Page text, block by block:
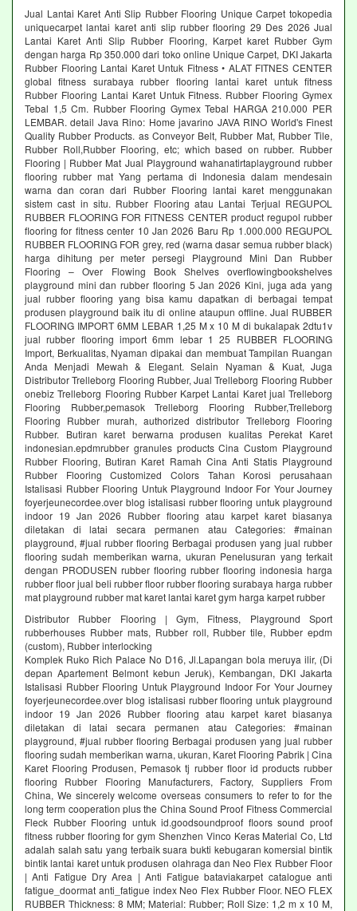
Jual Lantai Karet Anti Slip Rubber Flooring Unique Carpet tokopedia
uniquecarpet lantai karet anti slip rubber flooring 29 Des 2026 Jual
Lantai Karet Anti Slip Rubber Flooring, Karpet karet Rubber Gym
dengan harga Rp 350.000 dari toko online Unique Carpet, DKI Jakarta
Rubber Flooring Lantai Karet Untuk Fitness • ALAT FITNES CENTER
global fitness surabaya rubber flooring lantai karet untuk fitness
Rubber Flooring Lantai Karet Untuk Fitness. Rubber Flooring Gymex
Tebal 1,5 Cm. Rubber Flooring Gymex Tebal HARGA 210.000 PER
LEMBAR. detail Java Rino: Home javarino JAVA RINO World's Finest
Quality Rubber Products. as Conveyor Belt, Rubber Mat, Rubber Tile,
Rubber Roll,Rubber Flooring, etc; which based on rubber. Rubber
Flooring | Rubber Mat Jual Playground wahanatirtaplayground rubber
flooring rubber mat Yang pertama di Indonesia dalam mendesain
warna dan coran dari Rubber Flooring lantai karet menggunakan
sistem cast in situ. Rubber Flooring atau Lantai Terjual REGUPOL
RUBBER FLOORING FOR FITNESS CENTER product regupol rubber
flooring for fitness center 10 Jan 2026 Baru Rp 1.000.000 REGUPOL
RUBBER FLOORING FOR grey, red (warna dasar semua rubber black)
harga dihitung per meter persegi Playground Mini Dan Rubber
Flooring – Over Flowing Book Shelves overflowingbookshelves
playground mini dan rubber flooring 5 Jan 2026 Kini, juga ada yang
jual rubber flooring yang bisa kamu dapatkan di berbagai tempat
produsen playground baik itu di online ataupun offline. Jual RUBBER
FLOORING IMPORT 6MM LEBAR 1,25 M x 10 M di bukalapak 2dtu1v
jual rubber flooring import 6mm lebar 1 25 RUBBER FLOORING
Import, Berkualitas, Nyaman dipakai dan membuat Tampilan Ruangan
Anda Menjadi Mewah & Elegant. Selain Nyaman & Kuat, Juga
Distributor Trelleborg Flooring Rubber, Jual Trelleborg Flooring Rubber
onebiz Trelleborg Flooring Rubber Karpet Lantai Karet jual Trelleborg
Flooring Rubber,pemasok Trelleborg Flooring Rubber,Trelleborg
Flooring Rubber murah, authorized distributor Trelleborg Flooring
Rubber. Butiran karet berwarna produsen kualitas Perekat Karet
indonesian.epdmrubber granules products Cina Custom Playground
Rubber Flooring, Butiran Karet Ramah Cina Anti Statis Playground
Rubber Flooring Customized Colors Tahan Korosi perusahaan
Istalisasi Rubber Flooring Untuk Playground Indoor For Your Journey
foyerjeunecordee.over blog istalisasi rubber flooring untuk playground
indoor 19 Jan 2026 Rubber flooring atau karpet karet biasanya
diletakan di latai secara permanen atau Categories: #mainan
playground, #jual rubber flooring Berbagai produsen yang jual rubber
flooring sudah memberikan warna, ukuran Penelusuran yang terkait
dengan PRODUSEN rubber flooring rubber flooring indonesia harga
rubber floor jual beli rubber floor rubber flooring surabaya harga rubber
mat playground rubber mat karet lantai karet gym harga karpet rubber
Distributor Rubber Flooring | Gym, Fitness, Playground Sport
rubberhouses Rubber mats, Rubber roll, Rubber tile, Rubber epdm
(custom), Rubber interlocking
Komplek Ruko Rich Palace No D16, Jl.Lapangan bola meruya ilir, (Di
depan Apartement Belmont kebun Jeruk), Kembangan, DKI Jakarta
Istalisasi Rubber Flooring Untuk Playground Indoor For Your Journey
foyerjeunecordee.over blog istalisasi rubber flooring untuk playground
indoor 19 Jan 2026 Rubber flooring atau karpet karet biasanya
diletakan di latai secara permanen atau Categories: #mainan
playground, #jual rubber flooring Berbagai produsen yang jual rubber
flooring sudah memberikan warna, ukuran, Karet Flooring Pabrik | Cina
Karet Flooring Produsen, Pemasok tj rubber floor id products rubber
flooring Rubber Flooring Manufacturers, Factory, Suppliers From
China, We sincerely welcome overseas consumers to refer to for the
long term cooperation plus the China Sound Proof Fitness Commercial
Fleck Rubber Flooring untuk id.goodsoundproof floors sound proof
fitness rubber flooring for gym Shenzhen Vinco Keras Material Co, Ltd
adalah salah satu yang terbaik suara bukti kebugaran komersial bintik
bintik lantai karet untuk produsen olahraga dan Neo Flex Rubber Floor
| Anti Fatigue Dry Area | Anti Fatigue bataviakarpet catalogue anti
fatigue_doormat anti_fatigue index Neo Flex Rubber Floor. NEO FLEX
RUBBER Thickness: 8 MM; Material: Rubber; Roll Size: 1,2 m x 10 M,